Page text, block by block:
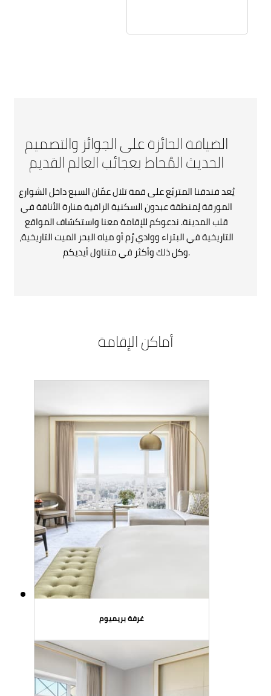
الضيافة الحائزة على الجوائز والتصميم
الحديث المُحاط بعجائب العالم القديم
يُعد فندقنا المتربّع على قمة تلال عمّان السبع داخل الشوارع
المورقة لِمنطقة عبدون السكنية الراقية منارة الأناقة في
قلب المدينة. ندعوكم للإقامة معنا واستكشاف المواقع
التاريخية في البتراء ووادي رُم أو مياه البحر الميت التاريخية،
وكل ذلك وأكثر في متناول أيديكم.
أماكن الإقامة
غرفة بريميوم